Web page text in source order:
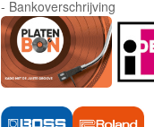
- Bankoverschrijving